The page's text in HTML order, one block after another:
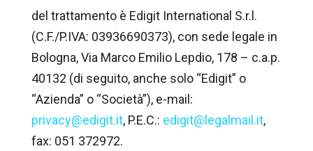
del trattamento è Edigit International S.r.l.
(C.F./P.IVA: 03936690373), con sede legale in
Bologna, Via Marco Emilio Lepdio, 178 – c.a.p.
40132 (di seguito, anche solo “Edigit” o
“Azienda” o “Società”), e-mail:
privacy@edigit.it, P.E.C.: edigit@legalmail.it,
fax: 051 372972.